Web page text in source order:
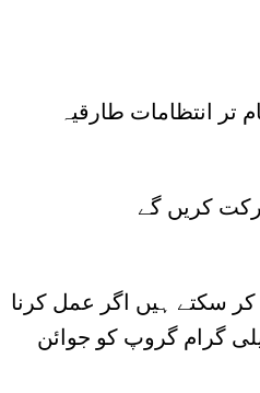
انتظامات طارقیہ
کریں گے
سکتے ہیں اگر عمل کرنا
گرام گروپ کو جوائن